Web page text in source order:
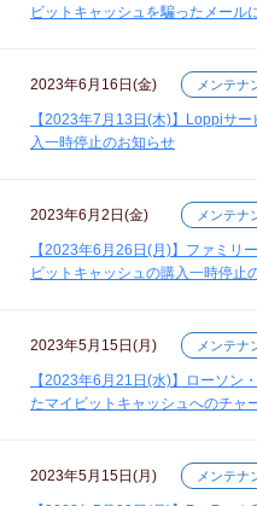
ビットキャッシュを騙ったメール
2023年6月16日(金) メンテナ
【2023年7月13日(木)】Loppiサ
入一時停止のお知らせ
2023年6月2日(金) メンテナ
【2023年6月26日(月)】ファミリ
ビットキャッシュの購入一時停止
2023年5月15日(月) メンテナ
【2023年6月21日(水)】ローソン
たマイビットキャッシュへのチャ
2023年5月15日(月) メンテナ